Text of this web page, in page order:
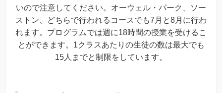
いので注意してください。オーウェル・パーク、ソー
ストン、どちらで行われるコースでも7月と8月に行わ
れます。プログラムでは週に18時間の授業を受けるこ
とができます。1クラスあたりの生徒の数は最大でも
15人までと制限をしています。